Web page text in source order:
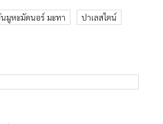
มูหะมัดนอร์ มะทา
ปาเลสไตน์